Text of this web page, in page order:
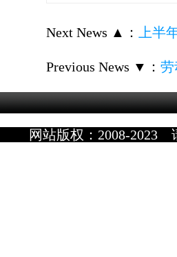
Next News ▲ ： 上半
Previous News ▼ ： 劳
网站版权：2008-2023